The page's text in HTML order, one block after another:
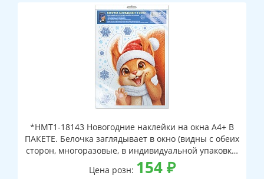
*НМТ1-18143 Новогодние наклейки на окна А4+ В
ПАКЕТЕ. Белочка заглядывает в окно (видны с обеих
сторон, многоразовые, в индивидуальной упаковке,
с европодвесом и клеевым клапаном)
Цена розн: 154₽